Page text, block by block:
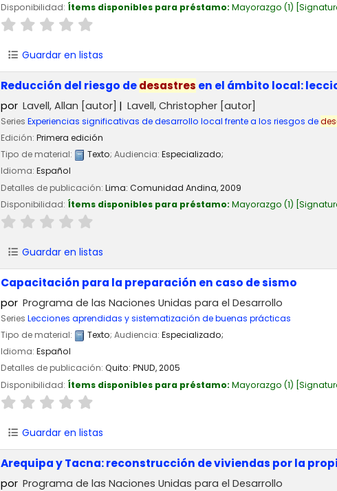
Disponibilidad: Ítems disponibles para préstamo: Mayorazgo (1)
Guardar en listas
Reducción del riesgo dedesastres en el ámbito local:
por Lavell, Allan [autor] Lavell, Christopher[autor]
Series Experiencias significativas de desarrollo local frente a los riesgos de
Edición: Primera edición
Tipo de material:
Texto; Audiencia: Especializado;
Idioma: Español
Detalles de publicación: Lima: Comunidad Andina,2009
Disponibilidad: Ítems disponibles para préstamo: Mayorazgo (1)
Guardar en listas
Capacitación para la preparación en caso de sismo
por Programa de las Naciones Unidas para el Desarrollo
Series Lecciones aprendidas y sistematización de buenas prácticas
Tipo de material:
Texto; Audiencia: Especializado;
Idioma: Español
Detalles de publicación: Quito: PNUD,2005
Disponibilidad: Ítems disponibles para préstamo: Mayorazgo (1)
Guardar en listas
Arequipa y Tacna: reconstrucción de viviendas por la
por Programa de las Naciones Unidas para el Desarrollo